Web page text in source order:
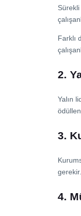
Farklı
2.
Yalın
3.
4.